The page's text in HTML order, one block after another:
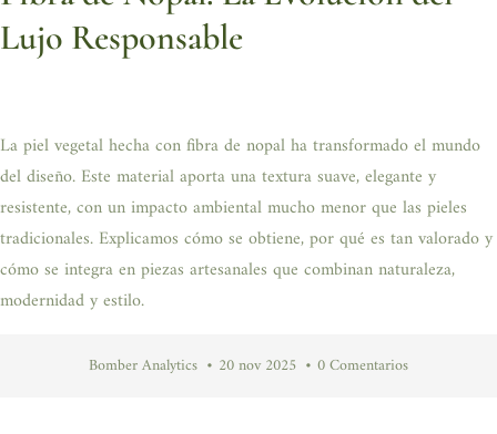
Lujo Responsable
La piel vegetal hecha con fibra de nopal ha transformado el mundo
del diseño. Este material aporta una textura suave, elegante y
resistente, con un impacto ambiental mucho menor que las pieles
tradicionales. Explicamos cómo se obtiene, por qué es tan valorado y
cómo se integra en piezas artesanales que combinan naturaleza,
modernidad y estilo.
Bomber Analytics 20 nov 2025 0 Comentarios